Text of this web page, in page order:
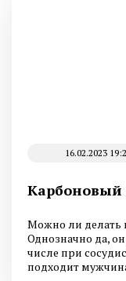
16.02.2023
Карбоновый
Можно ли делать
Однозначно да,
числе при
подходит